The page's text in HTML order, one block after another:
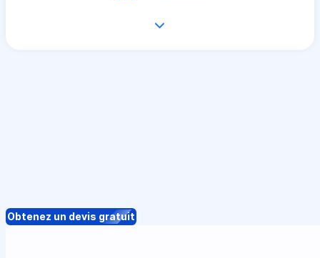
Obtenez un devis gratuit